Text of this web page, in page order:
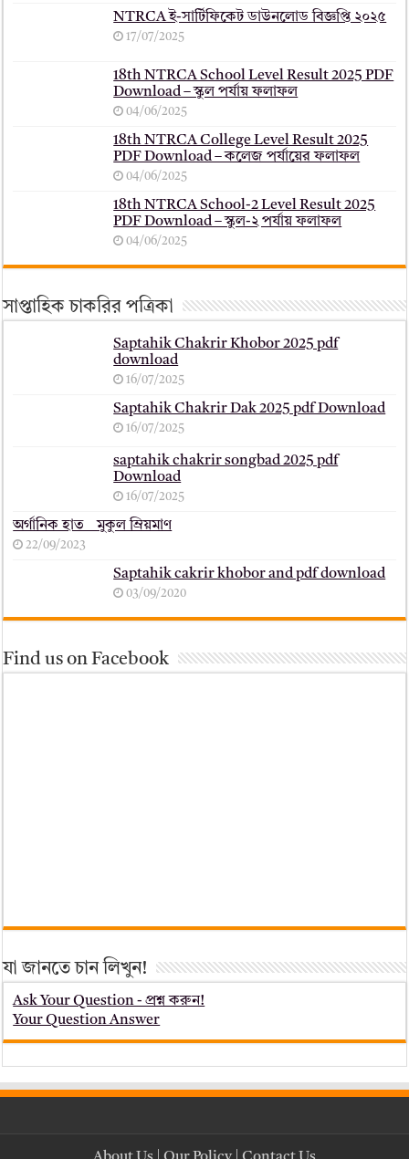
NTRCA ই-সার্টিফিকেট ডাউনলোড বিজ্ঞপ্তি ২০২৫
17/07/2025
18th NTRCA School Level Result 2025 PDF
Download – স্কুল পর্যায় ফলাফল
04/06/2025
18th NTRCA College Level Result 2025
PDF Download – কলেজ পর্যায়ের ফলাফল
04/06/2025
18th NTRCA School-2 Level Result 2025
PDF Download – স্কুল-২ পর্যায় ফলাফল
04/06/2025
সাপ্তাহিক চাকরির পত্রিকা
Saptahik Chakrir Khobor 2025 pdf
download
16/07/2025
Saptahik Chakrir Dak 2025 pdf Download
16/07/2025
saptahik chakrir songbad 2025 pdf
Download
16/07/2025
অর্গানিক হাত _ মুকুল ম্রিয়মাণ
22/09/2023
Saptahik cakrir khobor and pdf download
03/09/2020
Find us on Facebook
যা জানতে চান লিখুন!
Ask Your Question - প্রশ্ন করুন!
Your Question Answer